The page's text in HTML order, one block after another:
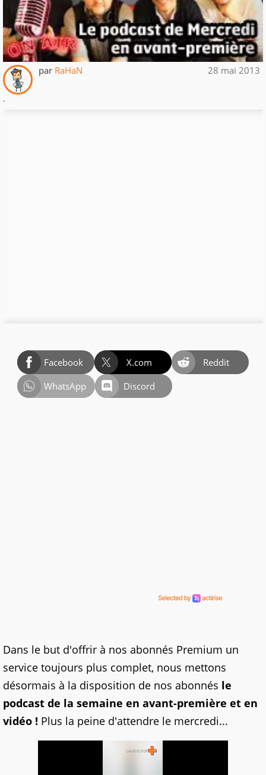
par RaHaN 28 mai 2013
.
Facebook X.com
Reddit
WhatsApp
Discord
Dans le but d'offrir à nos abonnés Premium un
service toujours plus complet, nous mettons
désormais à la disposition de nos abonnés le
podcast de la semaine en avant-première et en
vidéo ! Plus la peine d'attendre le mercredi...